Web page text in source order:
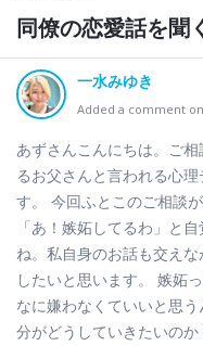
同僚の恋愛話を聞
一水みゆき
Added a comment on
あずさんこんにちは。ご
るお父さんと言われる心
す。 今回ふとこのご相談
「あ！嫉妬してるわ」と
ね。私自身のお話も交え
したいと思います。 嫉妬
なに嫌わなくていいと思
分がどうしていきたいの